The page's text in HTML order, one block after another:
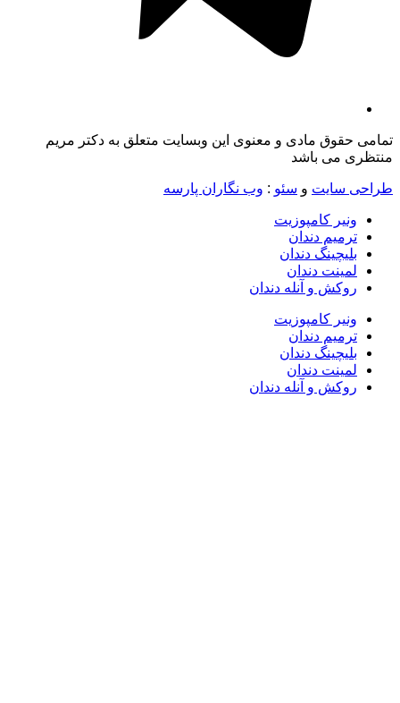
تمامی حقوق مادی و معنوی این وبسایت متعلق به دکتر مریم
منتظری می باشد
طراحی سایتوسئو: وب نگاران پارسه
ونیر کامپوزیت
ترمیم دندان
بلیچینگ دندان
لمینت دندان
روکش و آنله دندان
ونیر کامپوزیت
ترمیم دندان
بلیچینگ دندان
لمینت دندان
روکش و آنله دندان